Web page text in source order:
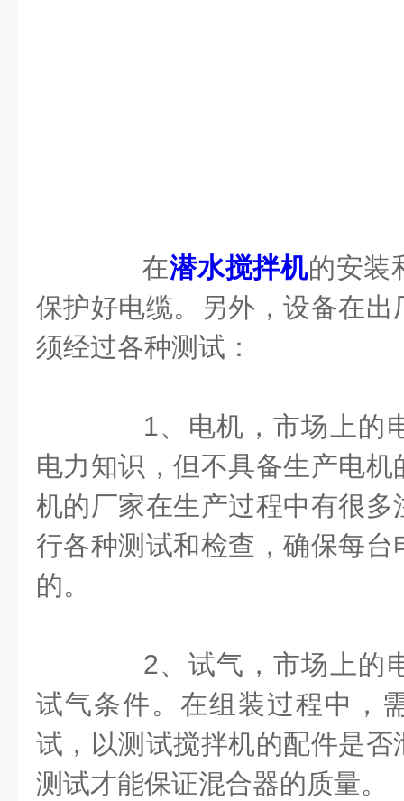
在潜水搅拌机的安装
保护好电缆。另外，设备在
须经过各种测试：
1、电机，市场上的
电力知识，但不具备生产电
机的厂家在生产过程中有很
行各种测试和检查，确保每
的。
2、试气，市场上的
试气条件。在组装过程中，
试，以测试搅拌机的配件是
测试才能保证混合器的质量。